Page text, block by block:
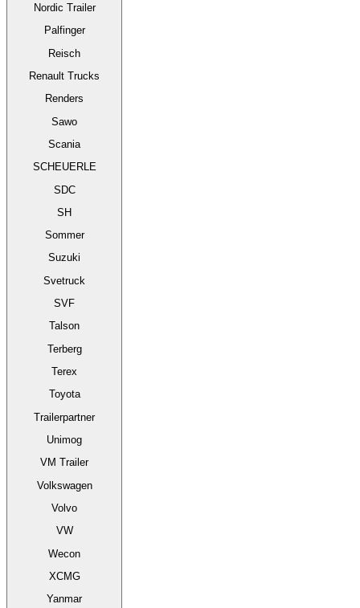
Nordic Trailer
Palfinger
Reisch
Renault Trucks
Renders
Sawo
Scania
SCHEUERLE
SDC
SH
Sommer
Suzuki
Svetruck
SVF
Talson
Terberg
Terex
Toyota
Trailerpartner
Unimog
VM Trailer
Volkswagen
Volvo
VW
Wecon
XCMG
Yanmar